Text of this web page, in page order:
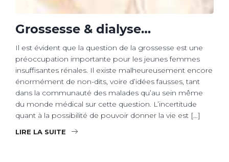
Grossesse & dialyse…
Il est évident que la question de la grossesse est une
préoccupation importante pour les jeunes femmes
insuffisantes rénales. Il existe malheureusement encore
énormément de non-dits, voire d’idées fausses, tant
dans la communauté des malades qu’au sein même
du monde médical sur cette question. L’incertitude
quant à la possibilité de pouvoir donner la vie est […]
LIRE LA SUITE